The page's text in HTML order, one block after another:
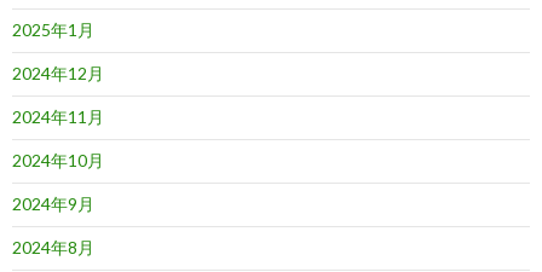
2025年1月
2024年12月
2024年11月
2024年10月
2024年9月
2024年8月